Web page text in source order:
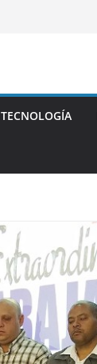
TECNOLOGÍA